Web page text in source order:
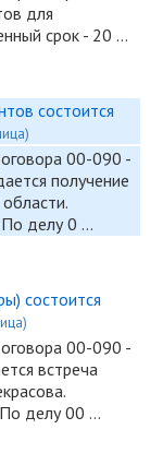
для
срок - 20 …
состоится
00-090 -
получение
По делу 0 …
состоится
00-090 -
встреча
делу 00 …